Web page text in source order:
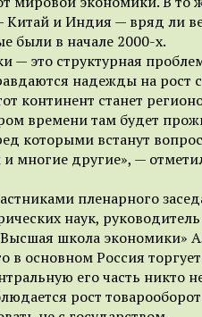
Китай и Индия — вряд ли
были в начале 2000-х.
— это структурная
надежды на рост
континент станет
времени там будет
которыми встанут
многие другие», —
пленарного
наук,
школа экономики»
в основном Россия
его часть никто
рост